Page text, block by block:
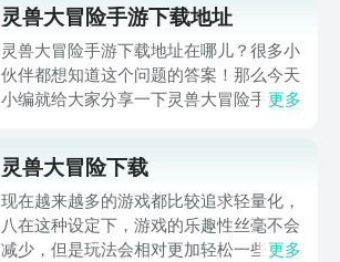
灵兽大冒险手游下载地址
灵兽大冒险手游下载地址在哪儿？很多小
伙伴都想知道这个问题的答案！那么今天
小编就给大家分享一下灵兽大冒险手游的
解这款游戏！话不多说，直接进入正题
吧！
更多
灵兽大冒险下载
现在越来越多的游戏都比较追求轻量化，
八在这种设定下，游戏的乐趣性丝毫不会
减少，但是玩法会相对更加轻松一些，接
更多